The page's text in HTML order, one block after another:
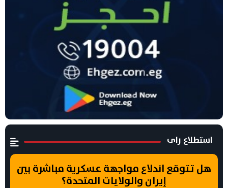
استطلاع راى
هل تتوقع اندلاع مواجهة عسكرية مباشرة بين
إيران والولايات المتحدة؟